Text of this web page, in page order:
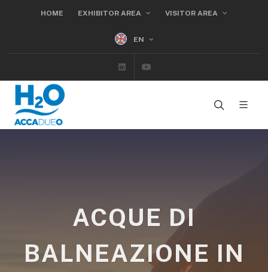
HOME EXHIBITOR AREA VISITOR AREA
EN
Linkedin
ACQUE DI
BALNEAZIONE IN